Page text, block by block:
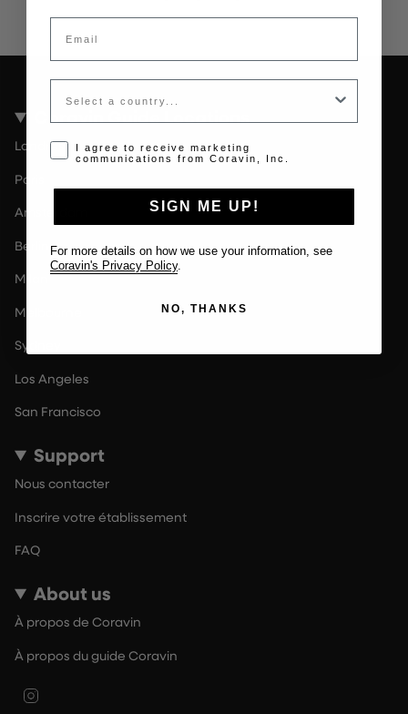
Coravin Guide Locations
Londres
Paris
Amsterdam
Berlin
Milan
Melbourne
Sydney
Los Angeles
San Francisco
Support
Nous contacter
Inscrire votre établissement
FAQ
About us
À propos de Coravin
À propos du guide Coravin
Email
Country
Opt-in disclaimer
I agree to receive marketing
communications from Coravin, Inc.
SIGN ME UP!
For more details on how we use your information, see
Coravin's Privacy Policy.
NO, THANKS